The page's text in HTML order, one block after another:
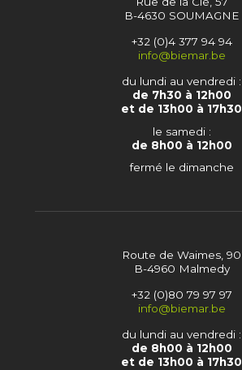
B-4630 SOUMAGNE
+32 (0)4 377 94 94
info@biemar.be
du lundi au vendredi :
de 7h30 à 12h00
et de 13h00 à 17h30
le samedi :
de 8h00 à 12h00
fermé le dimanche
Route de Waimes, 90
B-4960 Malmedy
+32 (0)80 79 97 97
info@biemar.be
du lundi au vendredi :
de 8h00 à 12h00
et de 13h00 à 17h30